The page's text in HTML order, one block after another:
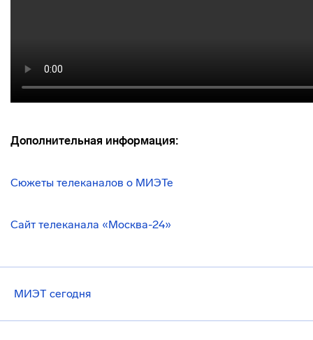
Дополнительная информация:
Сюжеты телеканалов о МИЭТе
Сайт телеканала «Москва-24»
МИЭТ сегодня